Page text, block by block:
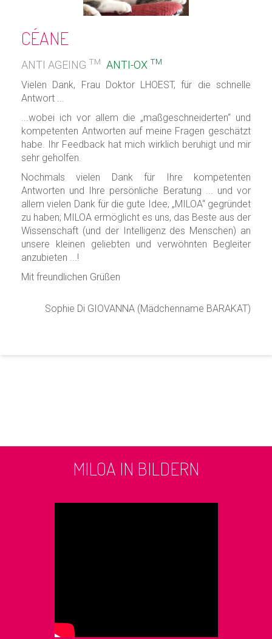
CÉANE
ANTI AGEING TM ANTI-OX TM
Vielen Dank, Frau Doktor LHOEST, für die schnelle
Antwort ...
...wobei ich vor allem die „maßgeschneiderten“ und
kompetenten Antworten auf meine Fragen geschätzt
habe. Ihr Feedback hat mich wirklich beruhigt und mir
sehr geholfen.
Nochmals vielen Dank für Ihre kompetenten
Antworten und Ihre persönliche Beratung ... und vor
allem vielen Dank für die gute Idee, „MILOA“ gegründet
zu haben; MILOA ermöglicht es uns, das Beste aus der
Wissenschaft (und der Intelligenz des Menschen) an
unsere kleinen geliebten und verwöhnten Begleiter
anzubieten ...!
Mit freundlichen Grüßen
Sophie Di GIOVANNA (Mädchenname BARAKAT)
MILOA IN BILDERN